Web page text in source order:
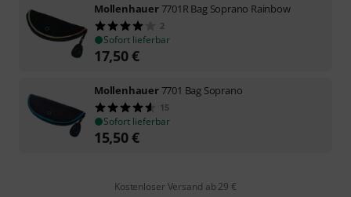
Mollenhauer7701R Bag Soprano Rainbow
2
Sofort lieferbar
17,50€
Mollenhauer7701 Bag Soprano
15
Sofort lieferbar
15,50€
Kostenloser Versand ab 29 €